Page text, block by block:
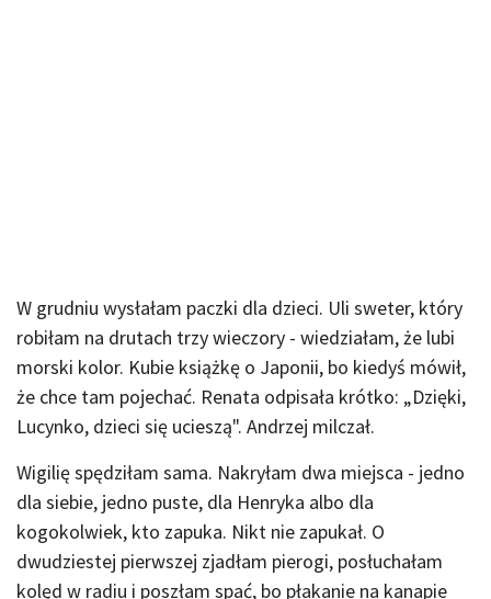
W grudniu wysłałam paczki dla dzieci. Uli sweter, który
robiłam na drutach trzy wieczory - wiedziałam, że lubi
morski kolor. Kubie książkę o Japonii, bo kiedyś mówił,
że chce tam pojechać. Renata odpisała krótko: „Dzięki,
Lucynko, dzieci się ucieszą". Andrzej milczał.
Wigilię spędziłam sama. Nakryłam dwa miejsca - jedno
dla siebie, jedno puste, dla Henryka albo dla
kogokolwiek, kto zapuka. Nikt nie zapukał. O
dwudziestej pierwszej zjadłam pierogi, posłuchałam
kolęd w radiu i poszłam spać, bo płakanie na kanapie